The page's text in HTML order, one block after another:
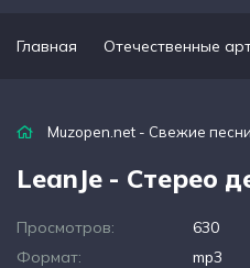
Главная Отечественные
Muzopen.net - Свежие песни
LeanJe - Стерео
Просмотров:
630
Формат:
mp3